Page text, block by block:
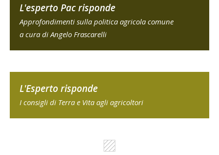
L'esperto Pac risponde
Approfondimenti sulla politica agricola comune
a cura di Angelo Frascarelli
L'Esperto risponde
I consigli di Terra e Vita agli agricoltori